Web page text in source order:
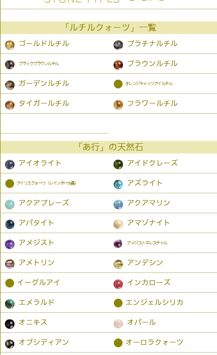
「ルチルクォーツ」一覧
ゴールドルチル プラチナルチル
ブラックブラウンルチル ブラウンルチル
ガーデンルチル ● オレンジキャッツアイルチル
タイガールチル フラワールチル
「あ行」の天然石
アイオライト アイドクレーズ
● アイリスクォーツ（レインボー水晶） アズライト
アクアプレーズ アクアマリン
アパタイト アマゾナイト
アメジスト アメジストエレスチャル
アメトリン アンデシン
● イーグルアイ インカローズ
エメラルド ● エンジェルシリカ
オニキス オパール
オブシディアン ● オーロラクォーツ